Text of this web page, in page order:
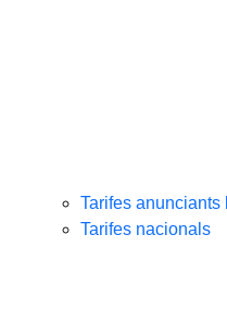
Tarifes anunciants
Tarifes nacionals